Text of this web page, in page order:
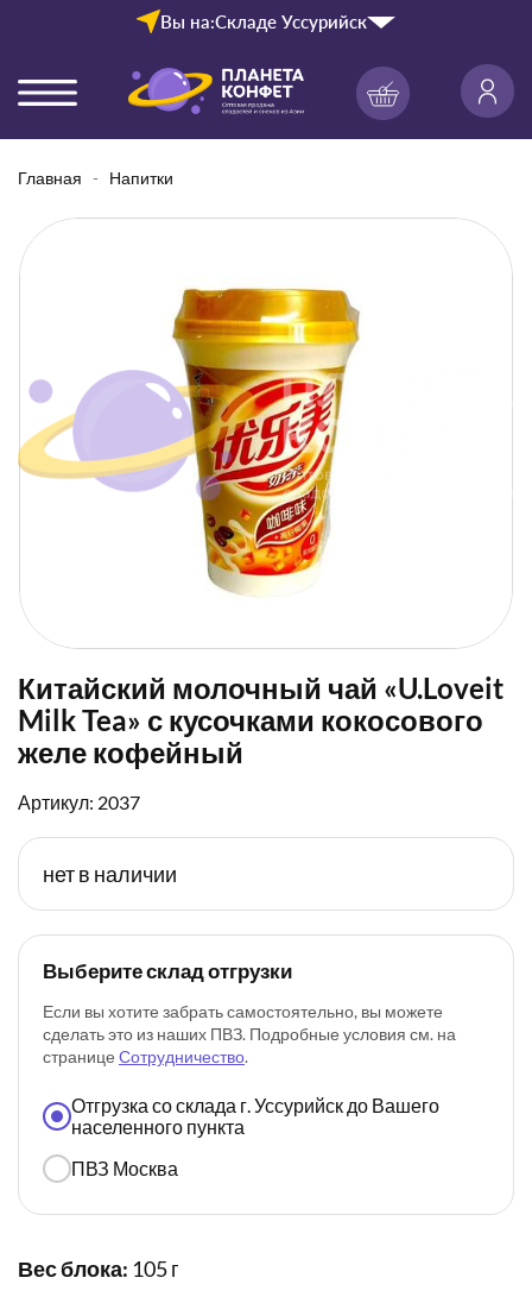
Вы на:Складе Уссурийск
Главная Напитки
Китайский молочный чай «U.Loveit
Milk Tea» с кусочками кокосового
желе кофейный
Артикул: 2037
нет в наличии
Выберите склад отгрузки
Если вы хотите забрать самостоятельно, вы можете
сделать это из наших ПВЗ. Подробные условия см. на
странице Сотрудничество.
Отгрузка со склада г. Уссурийск до Вашего
населенного пункта
ПВЗ Москва
Вес блока: 105 г